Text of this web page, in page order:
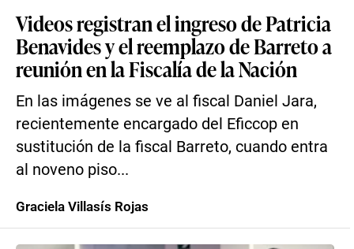
Videos registran el ingreso de Patricia
Benavides y el reemplazo de Barreto a
reunión en la Fiscalía de la Nación
En las imágenes se ve al fiscal Daniel Jara,
recientemente encargado del Eficcop en
sustitución de la fiscal Barreto, cuando entra
al noveno piso...
Graciela Villasís Rojas